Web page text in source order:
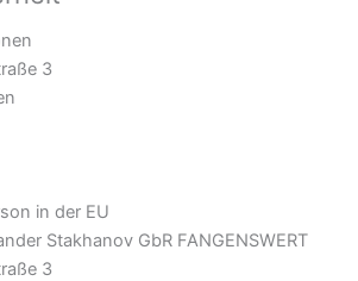
3
in der EU
Stakhanov GbR FANGENSWERT
3